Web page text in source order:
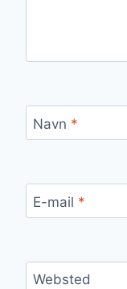
Navn *
E-mail *
Websted